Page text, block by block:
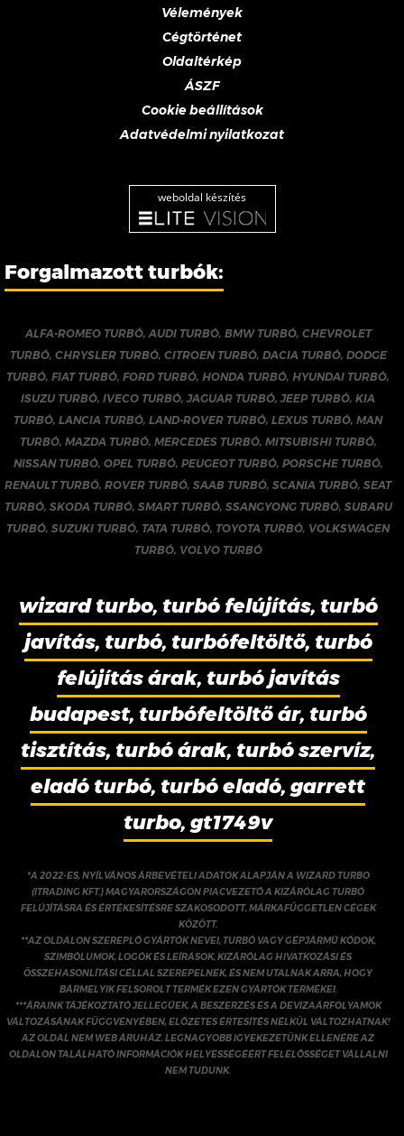
Vélemények
Cégtörténet
Oldaltérkép
ÁSZF
Cookie beállítások
Adatvédelmi nyilatkozat
weboldal készítés
Forgalmazott turbók:
ALFA-ROMEO TURBÓ,AUDI TURBÓ, BMW TURBÓ, CHEVROLET
TURBÓ, CHRYSLER TURBÓ, CITROEN TURBÓ, DACIA TURBÓ, DODGE
TURBÓ,FIAT TURBÓ,FORD TURBÓ, HONDA TURBÓ, HYUNDAI TURBÓ,
ISUZU TURBÓ,IVECO TURBÓ,JAGUAR TURBÓ,JEEP TURBÓ,KIA
TURBÓ,LANCIA TURBÓ,LAND-ROVER TURBÓ,LEXUS TURBÓ,MAN
TURBÓ, MAZDA TURBÓ, MERCEDES TURBÓ, MITSUBISHI TURBÓ,
NISSAN TURBÓ, OPEL TURBÓ, PEUGEOT TURBÓ, PORSCHE TURBÓ,
RENAULT TURBÓ,ROVER TURBÓ,SAAB TURBÓ,SCANIA TURBÓ,SEAT
TURBÓ, SKODA TURBÓ, SMART TURBÓ, SSANGYONG TURBÓ, SUBARU
TURBÓ,SUZUKI TURBÓ, TATA TURBÓ, TOYOTA TURBÓ, VOLKSWAGEN
TURBÓ, VOLVO TURBÓ
wizard turbo, turbó felújítás, turbó
javítás, turbó, turbófeltöltő, turbó
felújítás árak, turbó javítás
budapest, turbófeltöltő ár, turbó
tisztítás, turbó árak, turbó szervíz,
eladó turbó, turbó eladó, garrett
turbo, gt1749v
*A 2022-ES, NYÍLVÁNOS ÁRBEVÉTELI ADATOK ALAPJÁN A WIZARD TURBO
(ITRADING KFT.) MAGYARORSZÁGON PIACVEZETŐ A KIZÁRÓLAG TURBÓ
FELÚJÍTÁSRA ÉS ÉRTÉKESÍTÉSRE SZAKOSODOTT, MÁRKAFÜGGETLEN CÉGEK
KÖZÖTT.
**AZ OLDALON SZEREPLŐ GYÁRTÓK NEVEI, TURBÓ VAGY GÉPJÁRMŰ KÓDOK,
SZIMBÓLUMOK, LOGÓK ÉS LEÍRÁSOK, KIZÁRÓLAG HIVATKOZÁSI ÉS
ÖSSZEHASONLÍTÁSI CÉLLAL SZEREPELNEK, ÉS NEM UTALNAK ARRA, HOGY
BÁRMELYIK FELSOROLT TERMÉK EZEN GYÁRTÓK TERMÉKEI.
***ÁRAINK TÁJÉKOZTATÓ JELLEGŰEK, A BESZERZÉS ÉS A DEVIZAÁRFOLYAMOK
VÁLTOZÁSÁNAK FÜGGVÉNYÉBEN, ELŐZETES ÉRTESÍTÉS NÉLKÜL VÁLTOZHATNAK!
AZ OLDAL NEM WEB ÁRUHÁZ. LEGNAGYOBB IGYEKEZETÜNK ELLENÉRE AZ
OLDALON TALÁLHATÓ INFORMÁCIÓK HELYESSÉGÉÉRT FELELŐSSÉGET VÁLLALNI
NEM TUDUNK.